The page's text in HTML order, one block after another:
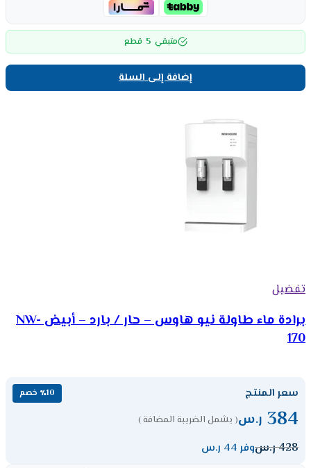
متبقي 5 قطع
إضافة إلى السلة
تفضيل
برادة ماء طاولة نيو هاوس – حار / بارد – أبيض NW-
170
سعر المنتج ٪10 خصم
384 ر.س( يشمل الضريبة المضافة )
428ر.سوفر 44 ر.س